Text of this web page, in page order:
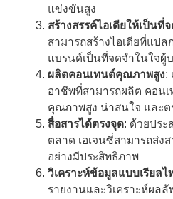
แข่งขันสูง
สร้างสรรค์ไอเดียให้เป็นที่
สามารถสร้างไอเดียที่แป
แบรนด์เป็นที่จดจำในใจผู้
ผลิตคอนเทนต์คุณภาพสูง:
อาชีพที่สามารถผลิต คอน
คุณภาพสูง น่าสนใจ และต
สื่อสารได้ตรงจุด: ด้วยประ
ตลาด เอเจนซี่สามารถส่ง
อย่างมีประสิทธิภาพ
วิเคราะห์ข้อมูลแบบเรียลไ
รายงานและวิเคราะห์ผล